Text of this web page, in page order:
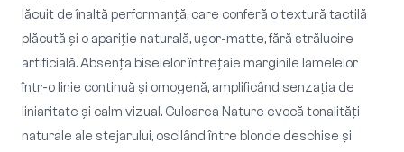
lăcuit de înaltă performanță, care conferă o textură tactilă
plăcută și o apariție naturală, ușor-matte, fără strălucire
artificială. Absența biselelor întrețaie marginile lamelelor
într-o linie continuă și omogenă, amplificând senzația de
liniaritate și calm vizual. Culoarea Nature evocă tonalități
naturale ale stejarului, oscilând între blonde deschise și